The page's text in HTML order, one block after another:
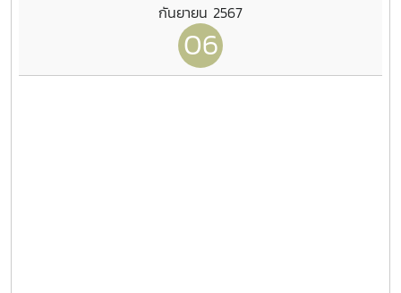
กันยายน 2567
06